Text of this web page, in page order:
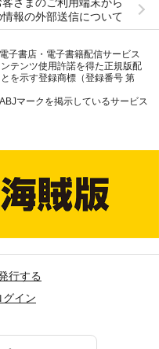
情報の外部送信について
子書店・電子書籍配信サービス
テンツ使用許諾を得た正規版配
を示す登録商標（登録番号 第
マークを掲示しているサービス
行する
グイン